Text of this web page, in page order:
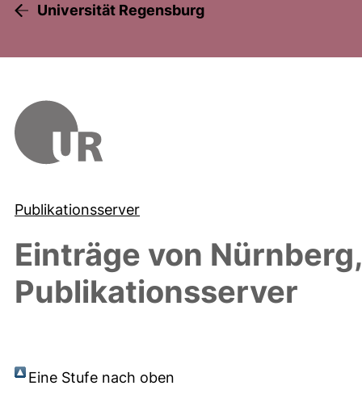
Universität Regensburg
Publikationsserver
Einträge von
Publikationsserver
Eine Stufe nach oben